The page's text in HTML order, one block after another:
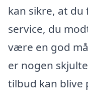
kan sikre, at
service, du
være en god
er nogen
tilbud kan